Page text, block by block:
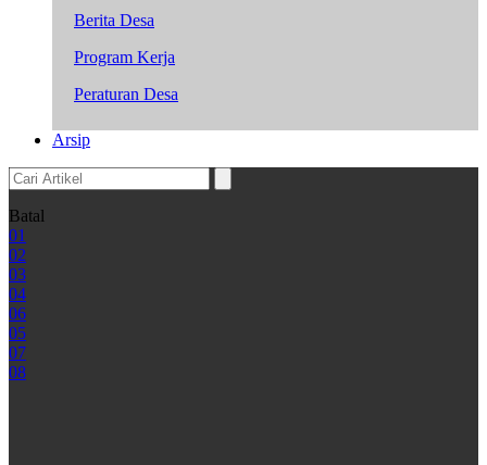
Berita Desa
Program Kerja
Peraturan Desa
Arsip
Batal
01
02
03
04
06
05
07
08